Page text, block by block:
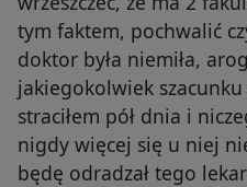
tym faktem, pochwalić
doktor była niemiła,
jakiegokolwiek
straciłem pół dnia i
nigdy więcej się u niej
będę odradzał tego